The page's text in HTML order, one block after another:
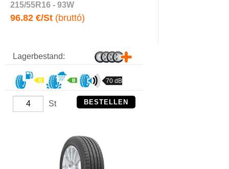
215/55R16 - 93W
96.82 €/St (bruttó)
Lagerbestand:
70 dB
St BESTELLEN